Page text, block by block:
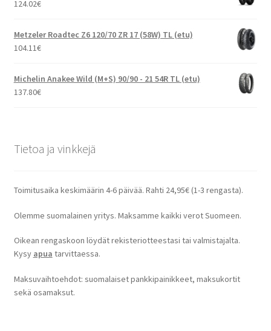
124.02€
Metzeler Roadtec Z6 120/70 ZR 17 (58W) TL (etu)
104.11€
Michelin Anakee Wild (M+S) 90/90 - 21 54R TL (etu)
137.80€
Tietoa ja vinkkejä
Toimitusaika keskimäärin 4-6 päivää. Rahti 24,95€ (1-3 rengasta).
Olemme suomalainen yritys. Maksamme kaikki verot Suomeen.
Oikean rengaskoon löydät rekisteriotteestasi tai valmistajalta.
Kysy apua tarvittaessa.
Maksuvaihtoehdot: suomalaiset pankkipainikkeet, maksukortit
sekä osamaksut.